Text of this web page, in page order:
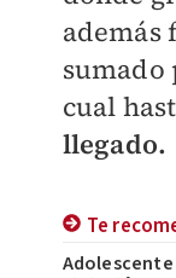
además
sumado
cual
llegado.
Te